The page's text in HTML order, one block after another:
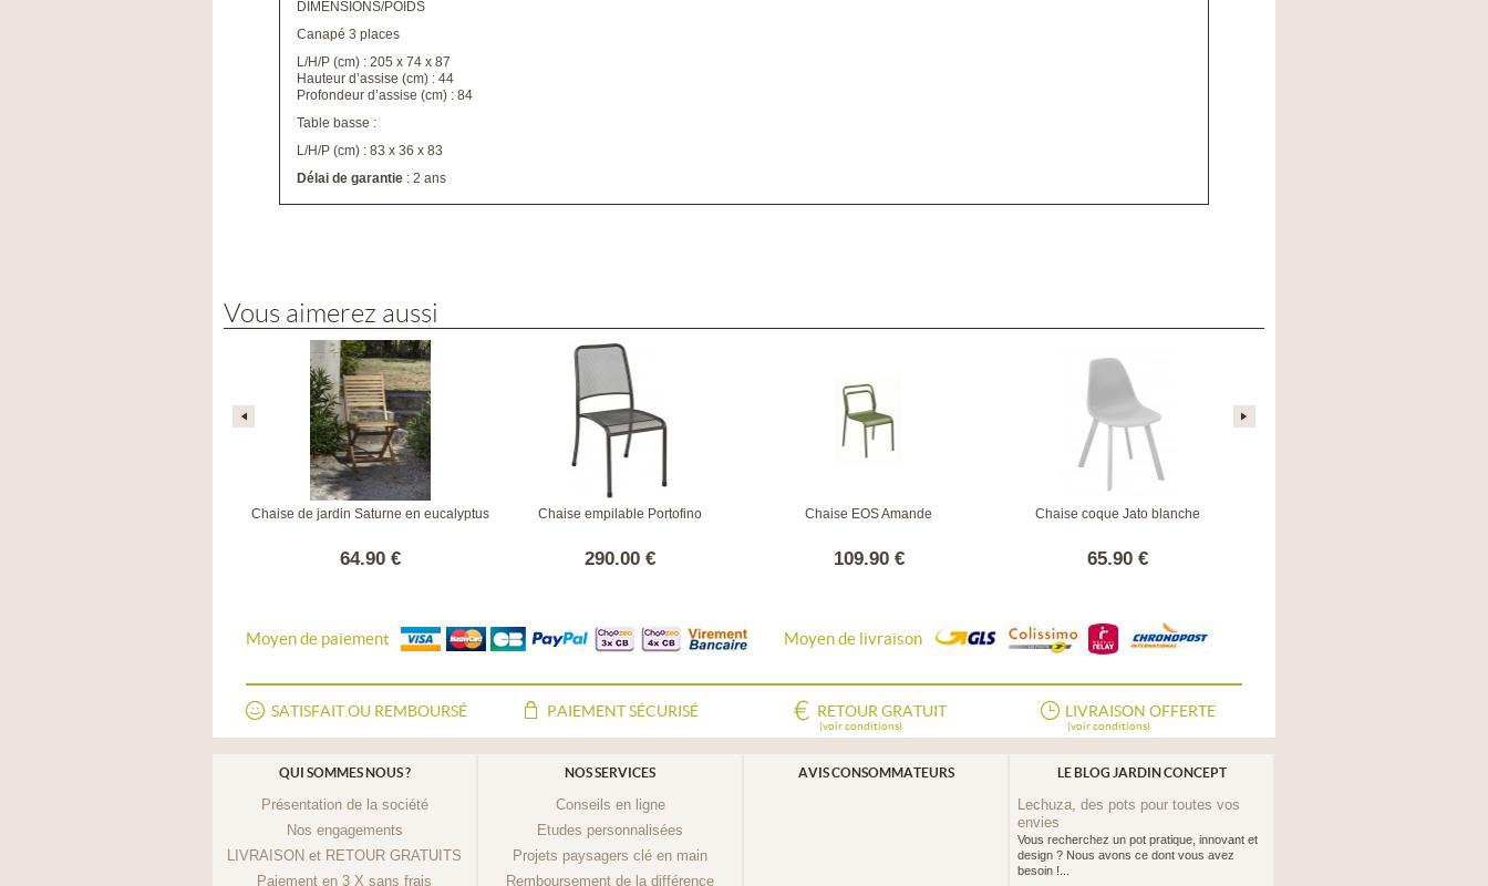
DIMENSIONS/POIDS
Canapé 3 places
L/H/P (cm) : 205 x 74 x 87
Hauteur d’assise (cm) : 44
Profondeur d’assise (cm) : 84
Table basse :
L/H/P (cm) : 83 x 36 x 83
Délai de garantie : 2 ans
Vous aimerez aussi
Chaise de jardin Saturne en eucalyptus
64.90 €
Chaise empilable Portofino
290.00 €
Chaise EOS Amande
109.90 €
Chaise coque Jato blanche
65.90 €
Moyen de paiement Moyen de livraison
SATISFAIT OU REMBOURSÉ PAIEMENT SÉCURISÉ RETOUR GRATUIT
(voir conditions)
LIVRAISON OFFERTE
(voir conditions)
QUI SOMMES NOUS ?
Présentation de la société
Nos engagements
LIVRAISON et RETOUR GRATUITS
Paiement en 3 X sans frais
NOS SERVICES
Conseils en ligne
Etudes personnalisées
Projets paysagers clé en main
Remboursement de la différence
AVIS CONSOMMATEURS LE BLOG JARDIN CONCEPT
Lechuza, des pots pour toutes vos
envies
Vous recherchez un pot pratique, innovant et
design ? Nous avons ce dont vous avez
besoin !...